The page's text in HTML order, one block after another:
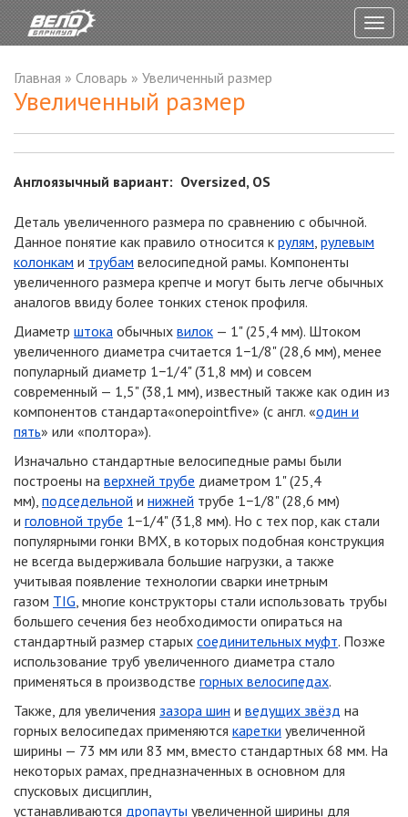
Главная » Словарь » Увеличенный размер
Увеличенный размер
Англоязычный вариант: Oversized, OS
Деталь увеличенного размера по сравнению с обычной.
Данное понятие как правило относится к рулям, рулевым
колонкам и трубам велосипедной рамы. Компоненты
увеличенного размера крепче и могут быть легче обычных
аналогов ввиду более тонких стенок профиля.
Диаметр штока обычных вилок — 1" (25,4 мм). Штоком
увеличенного диаметра считается 1−1/8" (28,6 мм), менее
популарный диаметр 1−1/4" (31,8 мм) и совсем
современный — 1,5" (38,1 мм), известный также как один из
компонентов стандарта«onepointfive» (с англ. «один и
пять» или «полтора»).
Изначально стандартные велосипедные рамы были
построены на верхней трубе диаметром 1" (25,4
мм), подседельной и нижней трубе 1−1/8" (28,6 мм)
и головной трубе 1−1/4" (31,8 мм). Но с тех пор, как стали
популярными гонки BMX, в которых подобная конструкция
не всегда выдерживала большие нагрузки, а также
учитывая появление технологии сварки инетрным
газом TIG, многие конструкторы стали использовать трубы
большего сечения без необходимости опираться на
стандартный размер старых соединительных муфт. Позже
использование труб увеличенного диаметра стало
применяться в производстве горных велосипедах.
Также, для увеличения зазора шин и ведущих звёзд на
горных велосипедах применяются каретки увеличенной
ширины — 73 мм или 83 мм, вместо стандартных 68 мм. На
некоторых рамах, предназначенных в основном для
спусковых дисциплин,
устанавливаются дропауты увеличенной ширины для